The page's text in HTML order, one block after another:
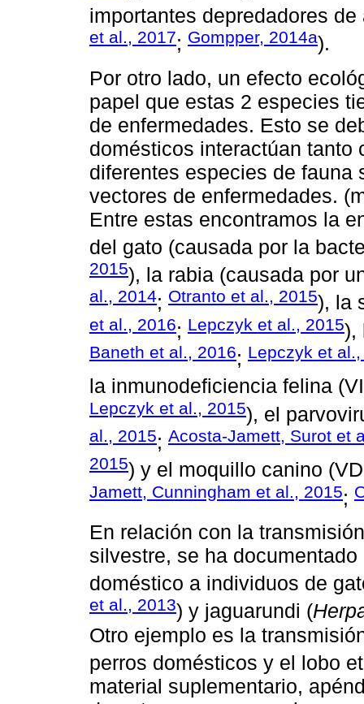
importantes depredadores
et al., 2017; Gompper, 2014a).
Por otro lado, un efecto
papel que estas 2 especies
de enfermedades. Esto se
domésticos interactúan tanto
diferentes especies de fauna
vectores de enfermedades.
Entre estas encontramos la
del gato (causada por la
2015), la rabia (causada por
al., 2014; Otranto et al., 2015), la
et al., 2016; Lepczyk et al., 2015),
Baneth et al., 2016; Lepczyk et
la inmunodeficiencia felina
Lepczyk et al., 2015), el
al., 2015; Acosta-Jamett, Surot et
2015) y el moquillo canino
Jamett, Cunningham et al., 2015;
En relación con la
silvestre, se ha
doméstico a individuos de
et al., 2013) y jaguarundi (
Otro ejemplo es la
perros domésticos y el lobo
material suplementario,